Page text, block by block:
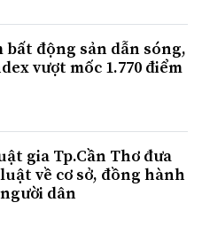
bất động sản dẫn sóng,
vượt mốc 1.770 điểm
gia Tp.Cần Thơ đưa
về cơ sở, đồng hành
dân